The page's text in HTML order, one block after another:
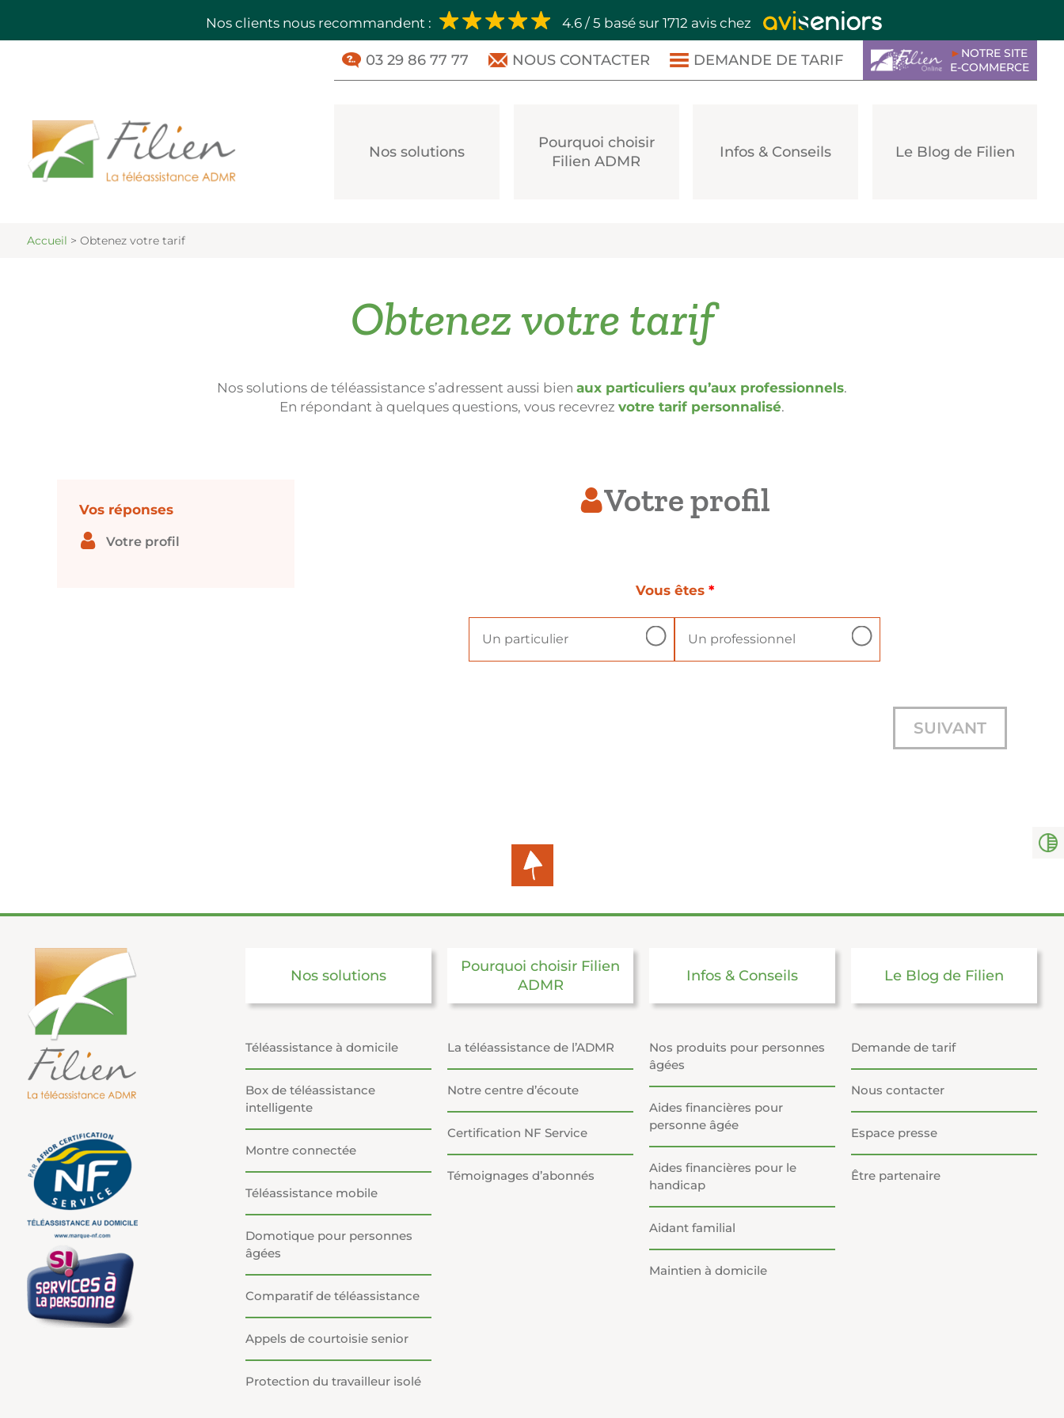
Nos clients nous recommandent : 4.6 / 5 basé sur 1712 avis chez
03 29 86 77 77 NOUS CONTACTER DEMANDE DE TARIF ► NOTRE SITE
E-COMMERCE
Nos solutions
Pourquoi choisir
Filien ADMR
Infos & Conseils Le Blog de Filien
Accueil > Obtenez votre tarif
Obtenez votre tarif
Nos solutions de téléassistance s’adressent aussi bien aux particuliers qu’aux professionnels.
En répondant à quelques questions, vous recevrez votre tarif personnalisé.
Vos réponses
Votre profil
Votre profil
Vous êtes *
Un particulier Un professionnel
SUIVANT
Nos solutions
Téléassistance à domicile
Box de téléassistance
intelligente
Montre connectée
Téléassistance mobile
Domotique pour personnes
âgées
Comparatif de téléassistance
Appels de courtoisie senior
Protection du travailleur isolé
Pourquoi choisir Filien
ADMR
La téléassistance de l’ADMR
Notre centre d’écoute
Certification NF Service
Témoignages d’abonnés
Infos & Conseils
Nos produits pour personnes
âgées
Aides financières pour
personne âgée
Aides financières pour le
handicap
Aidant familial
Maintien à domicile
Le Blog de Filien
Demande de tarif
Nous contacter
Espace presse
Être partenaire